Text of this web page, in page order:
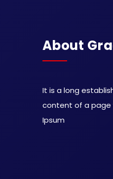
About
It is a long
content of a page
Ipsum